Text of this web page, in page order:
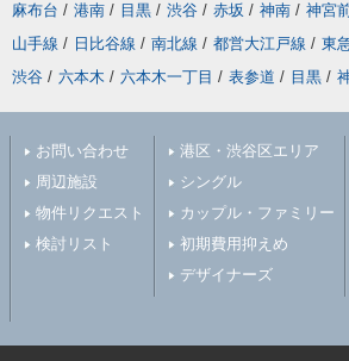
麻布台 / 港南 / 目黒 / 渋谷 / 赤坂 / 神南 / 神宮
山手線 / 日比谷線 / 南北線 / 都営大江戸線 / 東
渋谷 / 六本木 / 六本木一丁目 / 表参道 / 目黒 /
お問い合わせ
周辺施設
物件リクエスト
検討リスト
港区・渋谷区エリア
シングル
カップル・ファミリー
初期費用抑えめ
デザイナーズ